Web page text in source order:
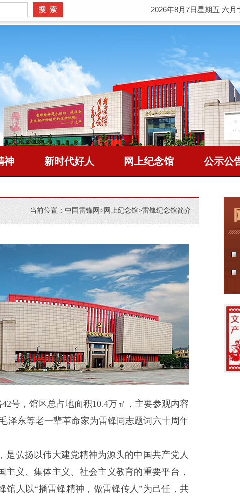
2026年8月7日星期五 六月
神 新时代好人 网上纪念馆 公示公
当前位置： 中国雷锋网 >网上纪念馆>雷锋纪念馆简介
号，馆区总占地面积10.4万㎡，主要参观内容
东等老一辈革命家为雷锋同志题词六十周年
弘扬以伟大建党精神为源头的中国共产党人
义、集体主义、社会主义教育的重要平台，
馆人以“播雷锋精神，做雷锋传人”为己任，共